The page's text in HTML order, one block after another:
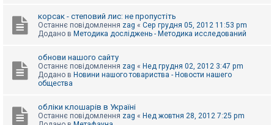
корсак - степовий лис: не пропустіть
Останнє повідомлення zag « Сер грудня 05, 2012 11:53 pm
Додано в Методика досліджень - Методика исследований
обнови нашого сайту
Останнє повідомлення zag « Нед грудня 02, 2012 3:47 pm
Додано в Новини нашого товариства - Новости нашего
общества
обліки клошарів в Україні
Останнє повідомлення zag « Нед жовтня 28, 2012 7:25 pm